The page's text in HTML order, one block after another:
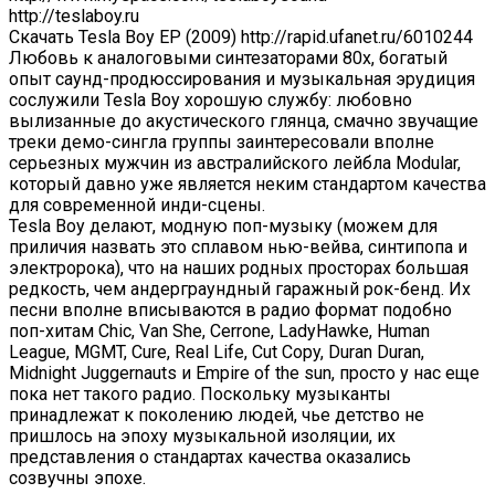
http://teslaboy.ru
Скачать Tesla Boy EP (2009) http://rapid.ufanet.ru/6010244
Любовь к аналоговыми синтезаторами 80х, богатый
опыт саунд-продюссирования и музыкальная эрудиция
сослужили Tesla Boy хорошую службу: любовно
вылизанные до акустического глянца, смачно звучащие
треки демо-сингла группы заинтересовали вполне
серьезных мужчин из австралийского лейбла Modular,
который давно уже является неким стандартом качества
для современной инди-сцены.
Tesla Boy делают, модную поп-музыку (можем для
приличия назвать это сплавом нью-вейва, синтипопа и
электророка), что на наших родных просторах большая
редкость, чем андерграундный гаражный рок-бенд. Их
песни вполне вписываются в радио формат подобно
поп-хитам Chic, Van She, Cerrone, LadyHawke, Human
League, MGMT, Cure, Real Life, Cut Copy, Duran Duran,
Midnight Juggernauts и Empire of the sun, просто у нас еще
пока нет такого радио. Поскольку музыканты
принадлежат к поколению людей, чье детство не
пришлось на эпоху музыкальной изоляции, их
представления о стандартах качества оказались
созвучны эпохе.